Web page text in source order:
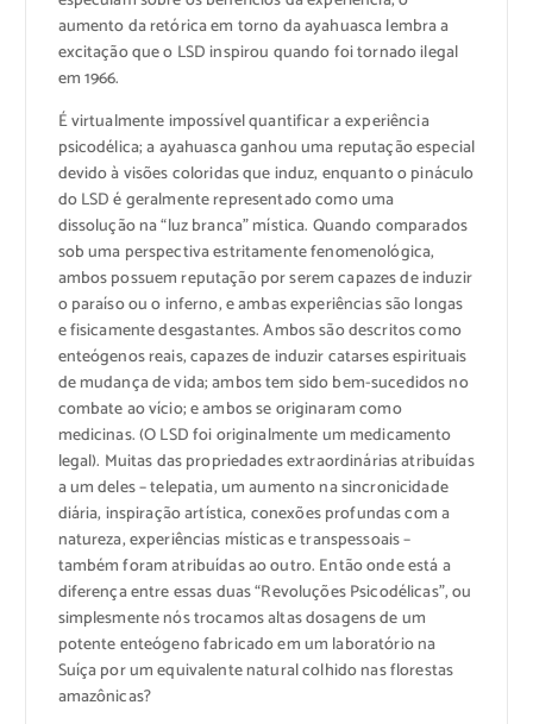
aumento da retórica em torno da ayahuasca lembra a
excitação que o LSD inspirou quando foi tornado ilegal
em 1966.
É virtualmente impossível quantificar a experiência
psicodélica; a ayahuasca ganhou uma reputação especial
devido à visões coloridas que induz, enquanto o pináculo
do LSD é geralmente representado como uma
dissolução na “luz branca” mística. Quando comparados
sob uma perspectiva estritamente fenomenológica,
ambos possuem reputação por serem capazes de induzir
o paraíso ou o inferno, e ambas experiências são longas
e fisicamente desgastantes. Ambos são descritos como
enteógenos reais, capazes de induzir catarses espirituais
de mudança de vida; ambos tem sido bem-sucedidos no
combate ao vício; e ambos se originaram como
medicinas. (O LSD foi originalmente um medicamento
legal). Muitas das propriedades extraordinárias atribuídas
a um deles – telepatia, um aumento na sincronicidade
diária, inspiração artística, conexões profundas com a
natureza, experiências místicas e transpessoais –
também foram atribuídas ao outro. Então onde está a
diferença entre essas duas “Revoluções Psicodélicas”, ou
simplesmente nós trocamos altas dosagens de um
potente enteógeno fabricado em um laboratório na
Suíça por um equivalente natural colhido nas florestas
amazônicas?